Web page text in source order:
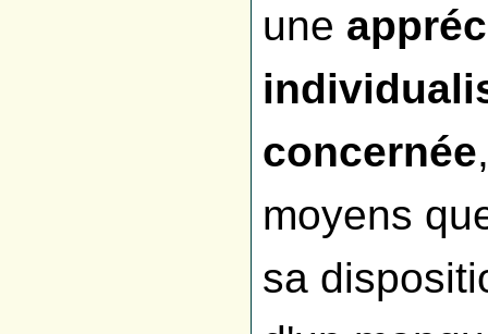
une
concernée
moyens
sa